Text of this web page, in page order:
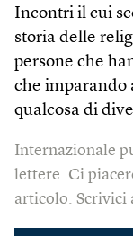
Incontri il cui
storia delle
persone che
che imparando
qualcosa di
Internazionale
lettere. Ci
articolo. Scrivici